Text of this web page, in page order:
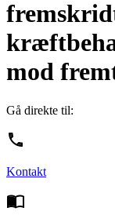
mod
Gå direkte til:
Kontakt